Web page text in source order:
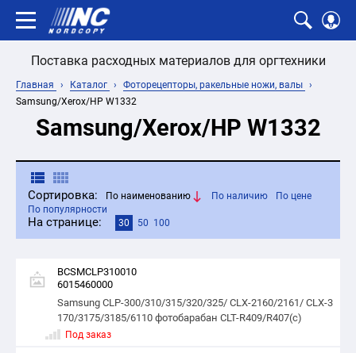
Поставка расходных материалов для оргтехники
Главная Каталог
Фоторецепторы, ракельные ножи, валы
Samsung/Xerox/HP W1332
Samsung/Xerox/HP W1332
Сортировка: По наименованию По наличию
По цене
По популярности
На странице: 30 50 100
BCSMCLP310010
6015460000
Samsung CLP-300/310/315/320/325/ CLX-2160/2161/ CLX-3
170/3175/3185/6110 фотобарабан CLT-R409/R407(с)
Под заказ